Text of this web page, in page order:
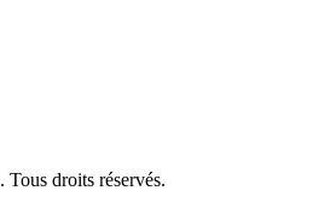
droits réservés.